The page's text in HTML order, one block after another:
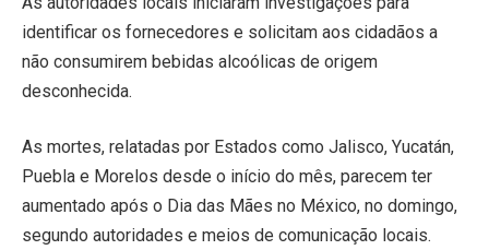
identificar os fornecedores e solicitam aos cidadãos a
não consumirem bebidas alcoólicas de origem
desconhecida.
As mortes, relatadas por Estados como Jalisco, Yucatán,
Puebla e Morelos desde o início do mês, parecem ter
aumentado após o Dia das Mães no México, no domingo,
segundo autoridades e meios de comunicação locais.